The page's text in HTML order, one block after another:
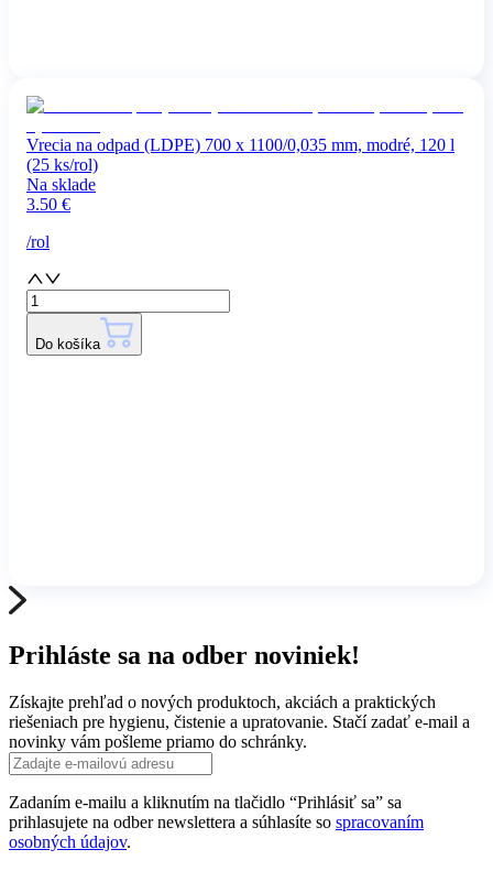
Vrecia na odpad (LDPE) 700 x 1100/0,035 mm, modré, 120 l
(25 ks/rol)
Na sklade
3.50 €
/rol
Do košíka
Prihláste sa na odber noviniek!
Získajte prehľad o nových produktoch, akciách a praktických
riešeniach pre hygienu, čistenie a upratovanie. Stačí zadať e-mail a
novinky vám pošleme priamo do schránky.
Zadaním e-mailu a kliknutím na tlačidlo “Prihlásiť sa” sa
prihlasujete na odber newslettera a súhlasíte so spracovaním
osobných údajov.